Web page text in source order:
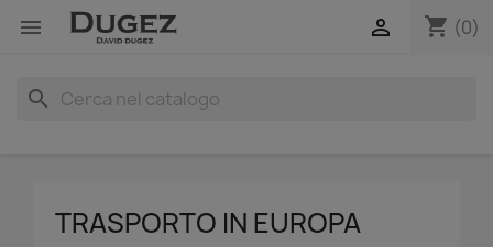
 shopping_cart (0)

search
TRASPORTO IN EUROPA